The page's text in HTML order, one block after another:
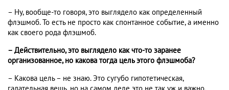
– Ну, вообще-то говоря, это выглядело как определенный
флэшмоб. То есть не просто как спонтанное событие, а именно
как своего рода флэшмоб.
– Действительно, это выглядело как что-то заранее
организованное, но какова тогда цель этого флэшмоба?
– Какова цель – не знаю. Это сугубо гипотетическая,